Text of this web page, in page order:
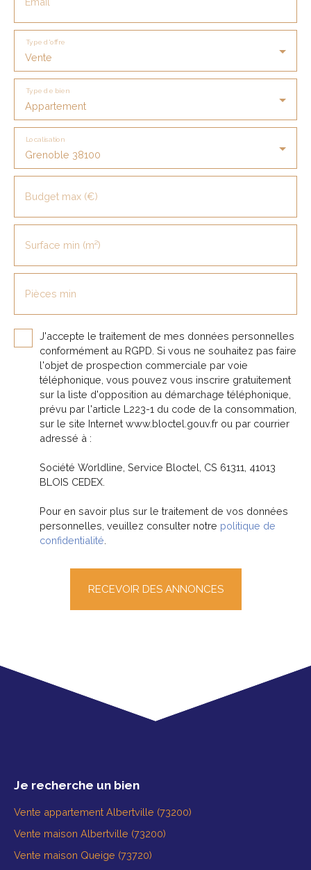
Vente
Type d'offre
Appartement
Type de bien
Grenoble 38100
Localisation
Budget max (€)
Surface min (m²)
Pièces min
J'accepte le traitement de mes données personnelles
conformément au RGPD. Si vous ne souhaitez pas faire
l'objet de prospection commerciale par voie
téléphonique, vous pouvez vous inscrire gratuitement
sur la liste d'opposition au démarchage téléphonique,
prévu par l'article L223-1 du code de la consommation,
sur le site Internet www.bloctel.gouv.fr ou par courrier
adressé à :
Société Worldline, Service Bloctel, CS 61311, 41013
BLOIS CEDEX.
Pour en savoir plus sur le traitement de vos données
personnelles, veuillez consulter notre politique de
confidentialité
RECEVOIR DES ANNONCES
Je recherche un bien
Vente appartement Albertville (73200)
Vente maison Albertville (73200)
Vente maison Queige (73720)